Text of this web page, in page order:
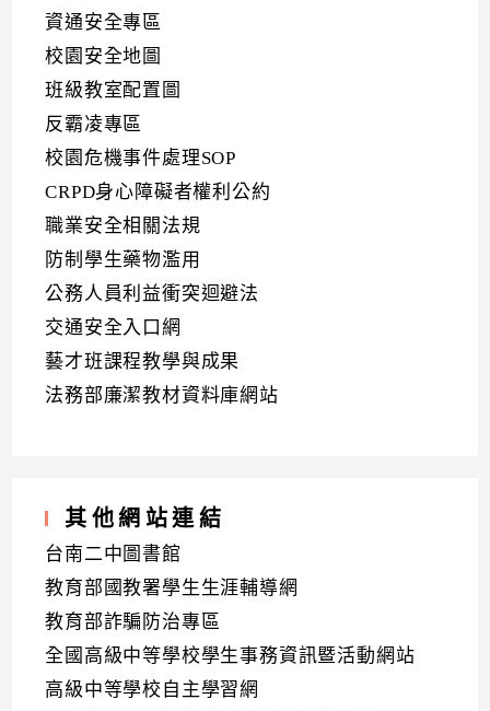
資通安全專區
校園安全地圖
班級教室配置圖
反霸凌專區
校園危機事件處理SOP
CRPD身心障礙者權利公約
職業安全相關法規
防制學生藥物濫用
公務人員利益衝突迴避法
交通安全入口網
藝才班課程教學與成果
法務部廉潔教材資料庫網站
其他網站連結
台南二中圖書館
教育部國教署學生生涯輔導網
教育部詐騙防治專區
全國高級中等學校學生事務資訊暨活動網站
高級中等學校自主學習網